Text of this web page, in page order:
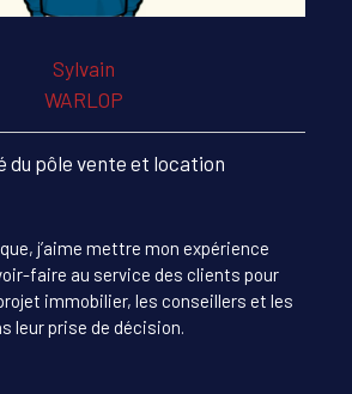
Sylvain
WARLOP
du pôle vente et location
j’aime mettre mon expérience
faire au service des clients pour
immobilier, les conseillers et les
leur prise de décision.